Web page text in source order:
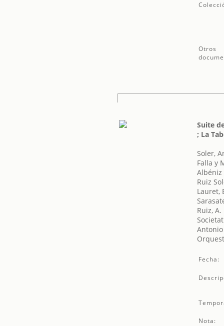
Otros
Suite
; La
Soler,
Falla y
Albéniz
Ruiz
Lauret,
Ruiz, A.
Fecha:
Nota: